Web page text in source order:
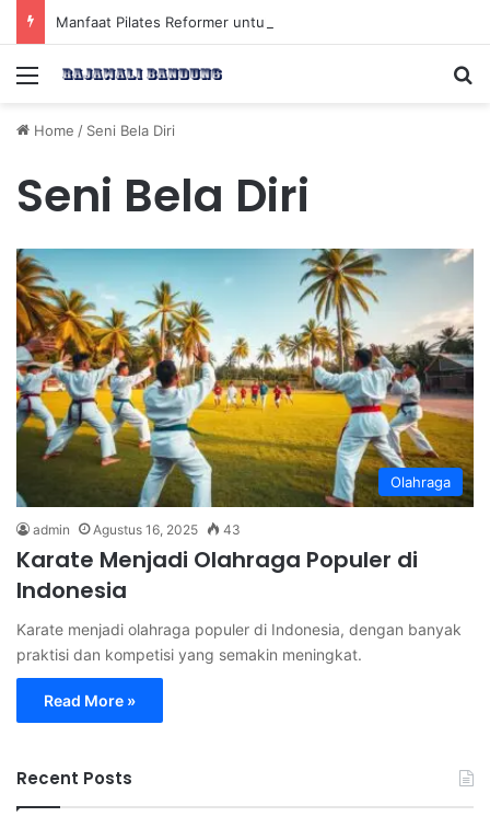
Menu
Home / Seni Bela Diri
Seni Bela Diri
Olahraga
admin Agustus 16, 2025 43
Karate Menjadi Olahraga Populer di
Indonesia
Karate menjadi olahraga populer di Indonesia, dengan banyak
praktisi dan kompetisi yang semakin meningkat.
Read More »
Recent Posts